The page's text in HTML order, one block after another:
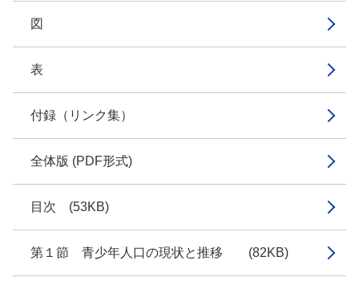
図
表
付録（リンク集）
全体版 (PDF形式)
目次 (53KB)
第１節 青少年人口の現状と推移 (82KB)